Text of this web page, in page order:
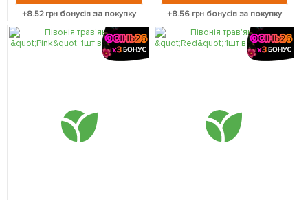
+8.52грн бонусів за покупку +8.56грн бонусів за покупку